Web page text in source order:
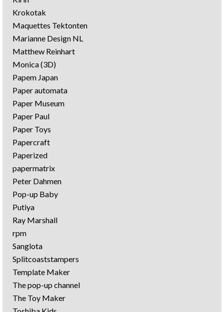
Krokotak
Maquettes Tektonten
Marianne Design NL
Matthew Reinhart
Monica (3D)
Papem Japan
Paper automata
Paper Museum
Paper Paul
Paper Toys
Papercraft
Paperized
papermatrix
Peter Dahmen
Pop-up Baby
Putiya
Ray Marshall
rpm
Sanglota
Splitcoaststampers
Template Maker
The pop-up channel
The Toy Maker